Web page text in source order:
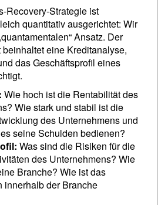
Recovery-Strategie ist
quantitativ ausgerichtet: Wir
Ansatz. Der
eine Kreditanalyse,
das Geschäftsprofil eines
Wie hoch ist die Rentabilität des
Wie stark und stabil ist die
des Unternehmens und
seine Schulden bedienen?
Was sind die Risiken für die
des Unternehmens? Wie
Branche? Wie ist das
innerhalb der Branche